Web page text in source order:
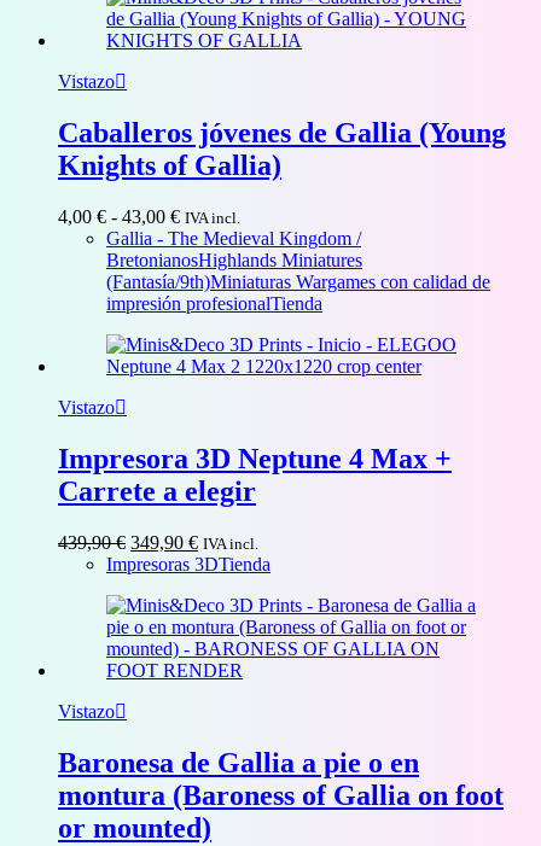
Vistazo
Caballeros jóvenes de Gallia (Young
Knights of Gallia)
4,00 € - 43,00 €Rango
de
precios:
desde
4,00 €
43,00 €
IVA incl.
Gallia - The Medieval Kingdom /
BretonianosHighlands Miniatures
(Fantasía/9th)Miniaturas Wargames con calidad de
impresión profesionalTienda
Vistazo
Impresora 3D Neptune 4 Max +
Carrete a elegir
439,90€ El
precio
era:
439,90 €.
349,90 €El
precio
es:
349,90 €.
IVA incl.
Impresoras 3DTienda
Vistazo
Baronesa de Gallia a pie o en
montura (Baroness of Gallia on foot
or mounted)